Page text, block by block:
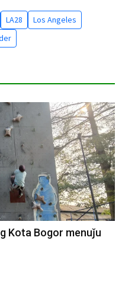
LA28
Los Angeles
Kota Bogor menuǰu